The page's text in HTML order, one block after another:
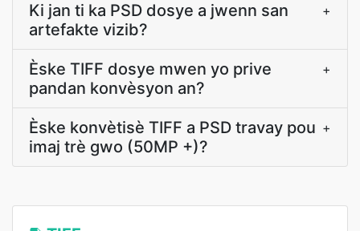
Ki jan ti ka PSD dosye a jwenn san
artefakte vizib?
+
Èske TIFF dosye mwen yo prive
pandan konvèsyon an?
+
Èske konvètisè TIFF a PSD travay pou
imaj trè gwo (50MP +)?
+